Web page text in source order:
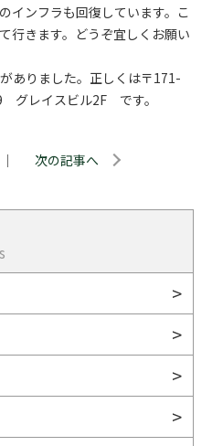
インフラも回復しています。こ
行きます。どうぞ宜しくお願い
ありました。正しくは〒171-
グレイスビル2F です。
｜ 次の記事へ